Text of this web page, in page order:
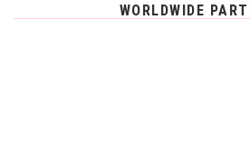
WORLDWIDE